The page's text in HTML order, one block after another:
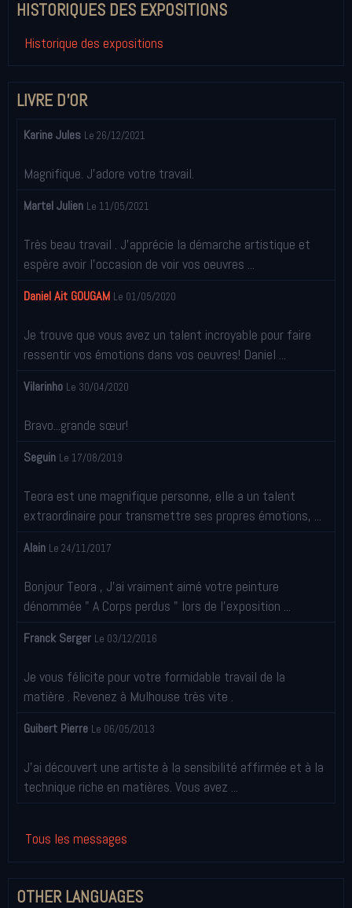
HISTORIQUES DES EXPOSITIONS
Historique des expositions
LIVRE D'OR
Karine Jules Le 26/12/2021
Magnifique. J'adore votre travail.
Martel Julien Le 11/05/2021
Très beau travail . J'apprécie la démarche artistique et
espère avoir l'occasion de voir vos oeuvres ...
Daniel Ait GOUGAM Le 01/05/2020
Je trouve que vous avez un talent incroyable pour faire
ressentir vos émotions dans vos oeuvres! Daniel ...
Vilarinho Le 30/04/2020
Bravo...grande sœur!
Seguin Le 17/08/2019
Teora est une magnifique personne, elle a un talent
extraordinaire pour transmettre ses propres émotions, ...
Alain Le 24/11/2017
Bonjour Teora , J'ai vraiment aimé votre peinture
dénommée " A Corps perdus " lors de l'exposition ...
Franck Serger Le 03/12/2016
Je vous félicite pour votre formidable travail de la
matière . Revenez à Mulhouse très vite .
Guibert Pierre Le 06/05/2013
J'ai découvert une artiste à la sensibilité affirmée et à la
technique riche en matières. Vous avez ...
Tous les messages
OTHER LANGUAGES